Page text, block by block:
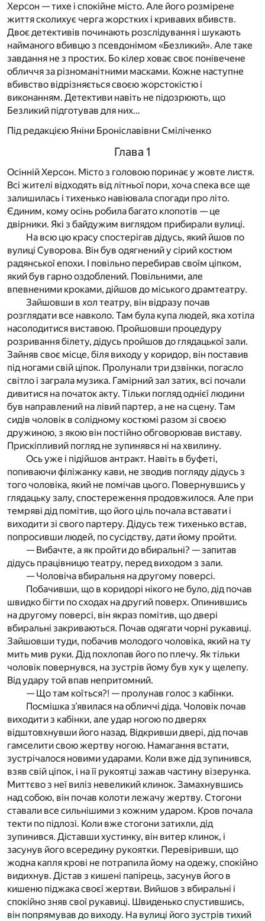
Херсон — тихе і спокійне місто. Але його розмірене
життя сколихує черга жорстких і кривавих вбивств.
Двоє детективів починають розслідування і шукають
найманого вбивцю з псевдонімом «Безликий». Але таке
завдання не з простих. Бо кілер ховає своє понівечене
обличчя за різноманітними масками. Кожне наступне
вбивство відрізняється своєю жорстокістю і
виконанням. Детективи навіть не підозрюють, що
Безликий підготував для них…
Під редакцією Яніни Броніславівни Сміліченко
Глава 1
Осінній Херсон. Місто з головою поринає у жовте листя.
Всі жителі відходять від літньої пори, хоча спека все ще
залишилась і тихенько навіювала спогади про літо.
Єдиним, кому осінь робила багато клопотів — це
двірники. Які з байдужим виглядом прибирали вулиці.
На всю цю красу спостерігав дідусь, який йшов по
вулиці Суворова. Він був одягнений у сірий костюм
радянської епохи. І повільно перебирав своїм ціпком,
який був гарно оздоблений. Повільними, але
впевненими кроками, дійшов до міського драмтеатру.
Зайшовши в хол театру, він відразу почав
розглядати все навколо. Там була купа людей, яка хотіла
насолодитися виставою. Пройшовши процедуру
розривання білету, дідусь пройшов до глядацької зали.
Зайняв своє місце, біля виходу у коридор, він поставив
під ногами свій ціпок. Пролунали три дзвінки, погасло
світло і заграла музика. Гамірний зал затих, всі почали
дивитися на початок акту. Тільки погляд однієї людини
був направлений на лівий партер, а не на сцену. Там
сидів чоловік в солідному костюмі разом зі своєю
дружиною, з якою він постійно обговорював виставу.
Прискіпливий погляд не зупинявся ні на хвилину.
Ось уже і підійшов антракт. Навіть в буфеті,
попиваючи філіжанку кави, не зводив погляду дідусь з
того чоловіка, який не помічав цього. Повернувшись у
глядацьку залу, спостереження продовжилося. Але при
темряві дід помітив, що його ціль почала вставати і
виходити зі свого партеру. Дідусь теж тихенько встав,
попросивши людей, по сусідству, дати йому пройти.
— Вибачте, а як пройти до вбиральні? — запитав
дідусь працівницю театру, перед виходом з зали.
— Чоловіча вбиральня на другому поверсі.
Побачивши, що в коридорі нікого не було, дід почав
швидко бігти по сходах на другий поверх. Опинившись
на другому поверсі, він якраз помітив, що двері
вбиральні закриваються. Почав одягати чорні рукавиці.
Зайшовши туди, побачив молодого чоловіка, який на ту
мить мив руки. Дід похлопав його по плечу. Як тільки
чоловік повернувся, на зустрів йому був хук у щелепу.
Від удару той впав непритомний.
— Що там коїться?! — пролунав голос з кабінки.
Посмішка з’явилася на обличчі діда. Чоловік почав
виходити з кабінки, але удар ногою по дверях
відштовхнувши його назад. Відкривши двері, дід почав
гамселити свою жертву ногою. Намагання встати,
зустрічалося новими ударами. Коли вже дід зупинився,
взяв свій ціпок, і на її рукоятці зажав частину візерунка.
Миттєво з неї виліз невеликий клинок. Замахнувшись
над собою, він почав колоти лежачу жертву. Стогони
ставали все сильнішими з кожним ударом. Кров почала
текти по підлозі. Коли вже стогони затихли, дід
зупинився. Діставши хустинку, він витер клинок, і
засунув його всередину рукоятки. Перевіривши, що
жодна капля крові не потрапила йому на одежу, спокійно
видихнув. Дістав з кишені папірець, засунув його в
кишеню піджака своєї жертви. Вийшов з вбиральні і
спокійно зняв свої рукавиці. Швиденько спустившись,
він попрямував до виходу. На вулиці його зустрів тихий